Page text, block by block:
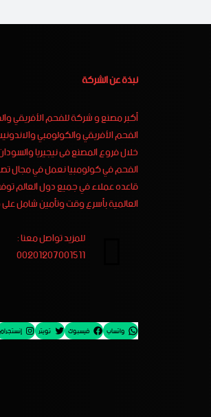
نبذة عن الشركة
أكبر مصنع و شركة للفحم الأفريقي
الفحم الأفريقي والكولومبي
خلال فروع المصنع فى نيجيريا
قاعده عملاء في جميع دول العالم
العالمية بأسرع وقت وتأمين شامل
للمزيد تواصل معنا :
00201207001511
واتساب فيسبوك تويتر إنستجرام